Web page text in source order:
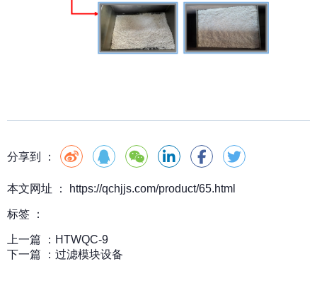
分享到 ：
本文网址 ： https://qchjjs.com/product/65.html
标签 ：
上一篇 ： HTWQC-9
下一篇 ： 过滤模块设备